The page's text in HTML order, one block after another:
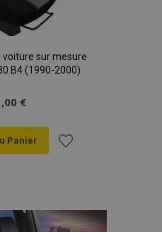
voiture sur mesure
B4 (1990-2000)
€
Panier
liste